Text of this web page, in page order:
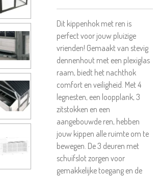
Dit kippenhok met ren is
perfect voor jouw pluizige
vrienden! Gemaakt van stevig
dennenhout met een plexiglas
raam, biedt het nachthok
comfort en veiligheid. Met 4
legnesten, een loopplank, 3
zitstokken en een
aangebouwde ren, hebben
jouw kippen alle ruimte om te
bewegen. De 3 deuren met
schuifslot zorgen voor
gemakkelijke toegang en de